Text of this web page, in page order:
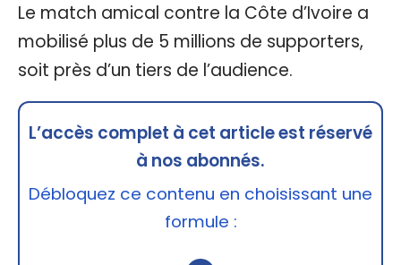
Le match amical contre la Côte d’Ivoire a
mobilisé plus de 5 millions de supporters,
soit près d’un tiers de l’audience.
L’accès complet à cet article est réservé
à nos abonnés.
Débloquez ce contenu en choisissant une
formule :